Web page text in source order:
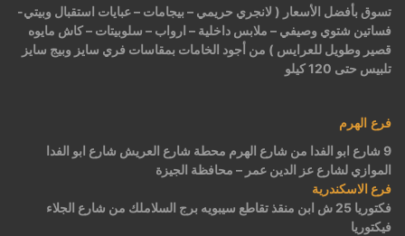
تسوق بأفضل الأسعار ( لانجري حريمي – بيجامات – عبايات استقبال وبيتي-
فساتين شتوي وصيفي – ملابس داخلية – ارواب – سلوبيتات – كاش مايوه
قصير وطويل للعرايس ) من أجود الخامات بمقاسات فري سايز وبيج سايز
تلبيس حتى 120 كيلو
فرع الهرم
9 شارع ابو الفدا من شارع الهرم محطة شارع العريش شارع ابو الفدا
الموازي لشارع عز الدين عمر – محافظة الجيزة
فرع الاسكندرية
فكتوريا 25 ش ابن منقذ تقاطع سيبويه برج السلاملك من شارع الجلاء
فيكتوريا